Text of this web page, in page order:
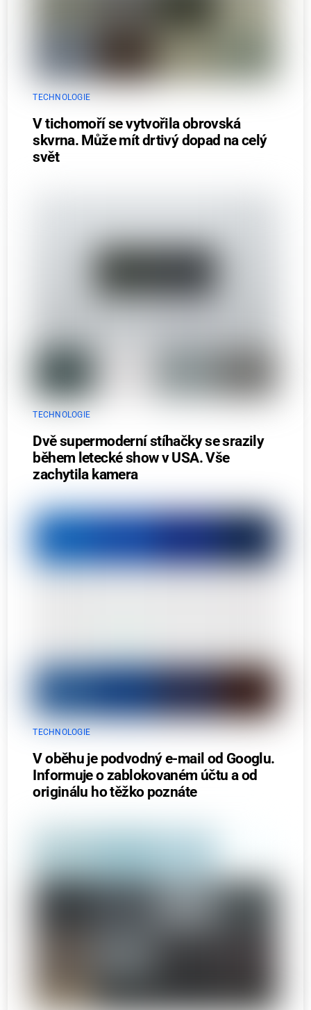
TECHNOLOGIE
V tichomoří se vytvořila obrovská
skvrna. Může mít drtivý dopad na celý
svět
TECHNOLOGIE
Dvě supermoderní stíhačky se srazily
během letecké show v USA. Vše
zachytila kamera
TECHNOLOGIE
V oběhu je podvodný e-mail od Googlu.
Informuje o zablokovaném účtu a od
originálu ho těžko poznáte